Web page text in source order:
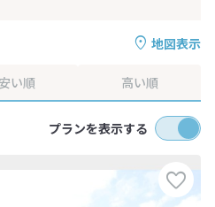
地図表示
安い順 高い順
プランを表示する